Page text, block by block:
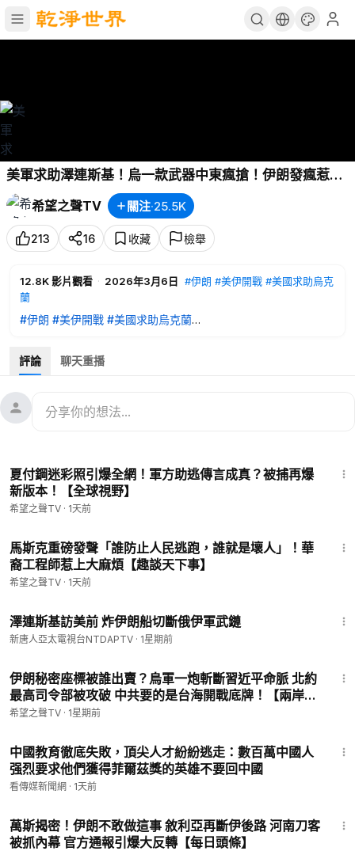
美軍求助澤連斯基！烏一款武器中東瘋搶！伊朗發瘋惹翻
阿塞拜疆，歐洲中東聯軍集結！美軍首次亮劍激光武器；
王毅急電7國 派特使訪中東求饒？【北美新聞】
希望之聲TV 關注·25.5K
213 16 收藏 檢舉
12.8K影片觀看 · 2026年3月6日 #伊朗 #美伊開戰 #美國求助烏克
蘭
#伊朗 #美伊開戰 #美國求助烏克蘭
00:45
08:55
15:45
（所有嘉賓的觀點不代表本台觀點）
💟捐助我們 ►https://donorbox.org/soh-tv
🌱 健康520 ►https://healthcare520.com/
▬▬▬▬▬▬▬▬▬▬▬▬▬▬▬▬
希望之聲TV （SOH TV）每天會為您及時報導中國、香港，台
評論員分析當前的時政新聞、即時新聞和實時新聞等; 希望之聲
真相節目深受大陸觀眾喜愛。當前中共已成全世界焦點，習近平
----------------------
評論 聊天重播
夏付鋼迷彩照引爆全網！軍方助逃傳言成真？被捕再爆
新版本！【全球視野】
希望之聲TV · 1天前
馬斯克重磅發聲「誰防止人民逃跑，誰就是壞人」！華
裔工程師惹上大麻煩【趣談天下事】
希望之聲TV · 1天前
澤連斯基訪美前 炸伊朗船切斷俄伊軍武鏈
新唐人亞太電視台NTDAPTV · 1星期前
伊朗秘密座標被誰出賣？烏軍一炮斬斷習近平命脈 北約
最高司令部被攻破 中共要的是台海開戰底牌！【兩岸要
聞】
希望之聲TV · 1星期前
中國教育徹底失敗，頂尖人才紛紛逃走：數百萬中國人
强烈要求他們獲得菲爾茲獎的英雄不要回中國
看傳媒新聞網 · 1天前
萬斯揭密！伊朗不敢做這事 敘利亞再斷伊後路 河南刀客
被抓內幕 官方通報引爆大反轉【每日頭條】